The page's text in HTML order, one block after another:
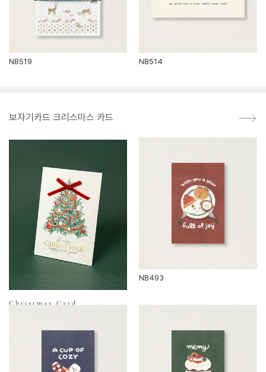
NB519 NB514
보자기카드 크리스마스 카드
Christmas Card
NB493